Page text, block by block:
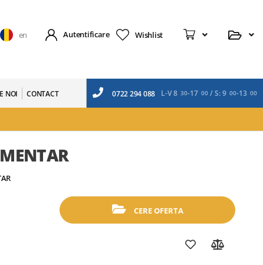
en Autentificare Wishlist
NOI CONTACT 0722 294 088 L-V 8 30-17 00 / S: 9 00-13 00
CERE OFERTA